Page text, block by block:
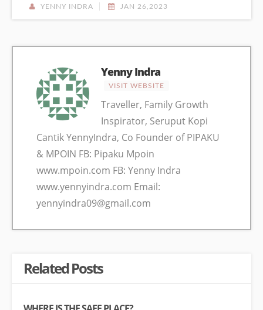
YENNY INDRA JAN 26,2023
Yenny Indra
VISIT WEBSITE
Traveller, Family Growth
Inspirator, Seruput Kopi
Cantik YennyIndra, Co Founder of PIPAKU
& MPOIN FB: Pipaku Mpoin
www.mpoin.com FB: Yenny Indra
www.yennyindra.com Email:
yennyindra09@gmail.com
Related Posts